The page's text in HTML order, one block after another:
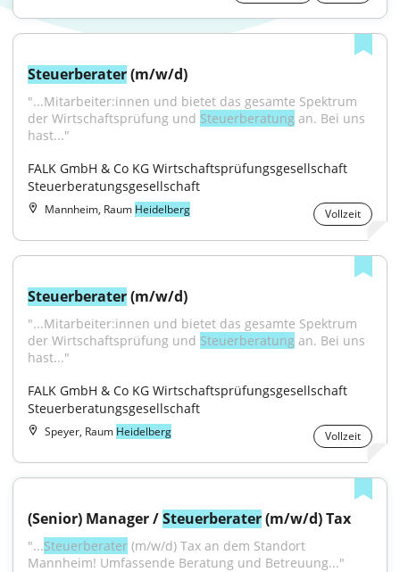
Steuerberater (m/w/d)
"...Mitarbeiter:innen und bietet das gesamte Spektrum
der Wirtschaftsprüfung und Steuerberatung an. Bei uns
hast..."
FALK GmbH & Co KG Wirtschaftsprüfungsgesellschaft
Steuerberatungsgesellschaft
Mannheim, Raum Heidelberg Vollzeit
Steuerberater (m/w/d)
"...Mitarbeiter:innen und bietet das gesamte Spektrum
der Wirtschaftsprüfung und Steuerberatung an. Bei uns
hast..."
FALK GmbH & Co KG Wirtschaftsprüfungsgesellschaft
Steuerberatungsgesellschaft
Speyer, Raum Heidelberg Vollzeit
(Senior) Manager / Steuerberater (m/w/d) Tax
"...Steuerberater (m/w/d) Tax an dem Standort
Mannheim! Umfassende Beratung und Betreuung..."